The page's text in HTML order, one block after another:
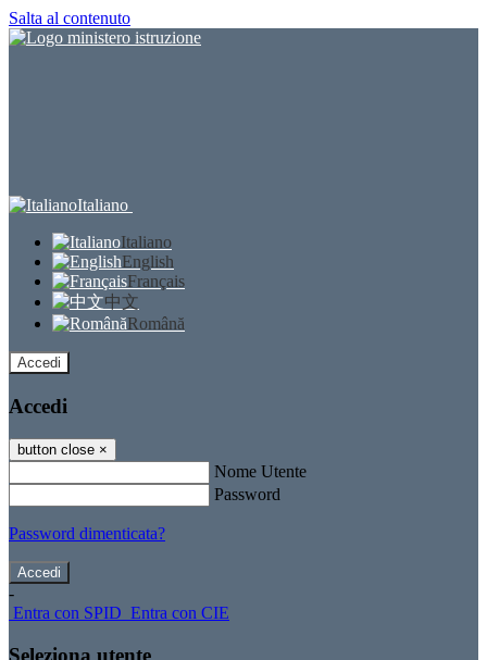
Salta al contenuto
Italiano
Italiano
English
Français
中文
Română
Accedi
Accedi
button close ×
Nome Utente
Password
Password dimenticata?
-
Entra con SPID Entra con CIE
Seleziona utente